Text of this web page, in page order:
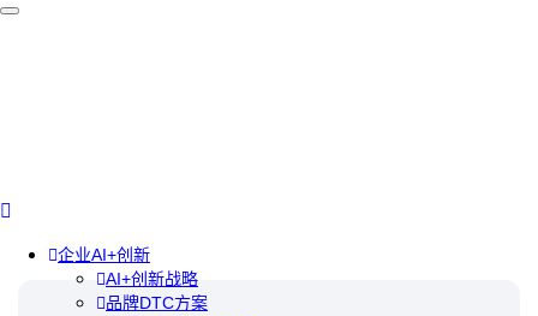
企业AI+创新
AI+创新战略
品牌DTC方案